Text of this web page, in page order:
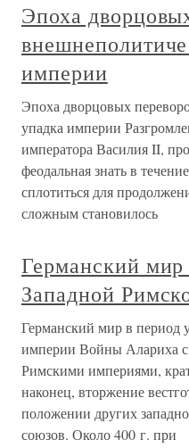
Эпоха
империи
Эпоха дворцовых
упадка империи
императора Василия II,
феодальная знать в
сплотиться для
сложным становилось
Германский мир
Западной
Германский мир в период
империи Войны Алариха
Римскими империями,
наконец, вторжение
положении других
союзов. Около 400 г. при